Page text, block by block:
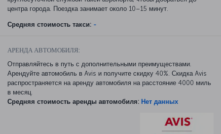
центра города. Поездка занимает около 10–15 минут.
Средняя стоимость такси: -
АРЕНДА АВТОМОБИЛЯ:
Отправляйтесь в путь с дополнительными преимуществами.
Арендуйте автомобиль в Avis и получите скидку 40%. Скидка Avis
распространяется на аренду автомобиля на расстояние 4000 миль
в месяц.
Средняя стоимость аренды автомобиля: Нет данных